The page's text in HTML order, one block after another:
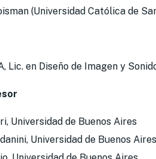
(Universidad Católica de
Lic. en Diseño de Imagen y
Universidad de Buenos Aires
Universidad de Buenos Aires